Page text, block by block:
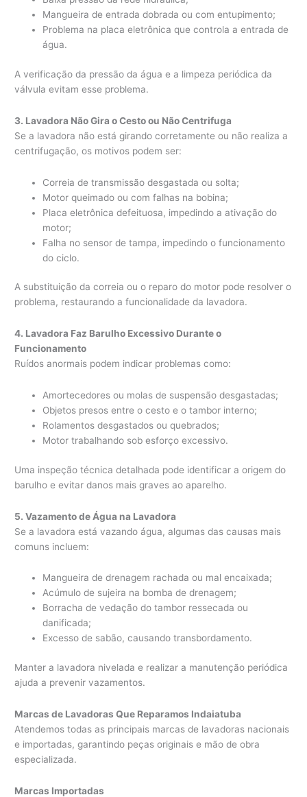
Mangueira de entrada dobrada ou com entupimento;
Problema na placa eletrônica que controla a entrada de
água.
A verificação da pressão da água e a limpeza periódica da
válvula evitam esse problema.
3. Lavadora Não Gira o Cesto ou Não Centrifuga
Se a lavadora não está girando corretamente ou não realiza a
centrifugação, os motivos podem ser:
Correia de transmissão desgastada ou solta;
Motor queimado ou com falhas na bobina;
Placa eletrônica defeituosa, impedindo a ativação do
motor;
Falha no sensor de tampa, impedindo o funcionamento
do ciclo.
A substituição da correia ou o reparo do motor pode resolver o
problema, restaurando a funcionalidade da lavadora.
4. Lavadora Faz Barulho Excessivo Durante o
Funcionamento
Ruídos anormais podem indicar problemas como:
Amortecedores ou molas de suspensão desgastadas;
Objetos presos entre o cesto e o tambor interno;
Rolamentos desgastados ou quebrados;
Motor trabalhando sob esforço excessivo.
Uma inspeção técnica detalhada pode identificar a origem do
barulho e evitar danos mais graves ao aparelho.
5. Vazamento de Água na Lavadora
Se a lavadora está vazando água, algumas das causas mais
comuns incluem:
Mangueira de drenagem rachada ou mal encaixada;
Acúmulo de sujeira na bomba de drenagem;
Borracha de vedação do tambor ressecada ou
danificada;
Excesso de sabão, causando transbordamento.
Manter a lavadora nivelada e realizar a manutenção periódica
ajuda a prevenir vazamentos.
Marcas de Lavadoras Que Reparamos Indaiatuba
Atendemos todas as principais marcas de lavadoras nacionais
e importadas, garantindo peças originais e mão de obra
especializada.
Marcas Importadas